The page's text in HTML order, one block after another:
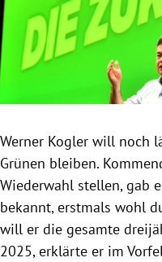
Untermenü
Untermenü
Untermenü
Werner Kogler will noch
Grünen bleiben.
Wiederwahl stellen, gab
bekannt, erstmals wohl
will er die gesamte
2025, erklärte er im